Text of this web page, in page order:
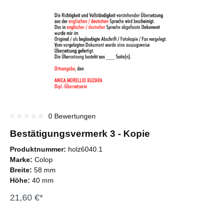
0 Bewertungen
Bestätigungsvermerk 3 - Kopie
Produktnummer: holz6040.1
Marke: Colop
Breite: 58 mm
Höhe: 40 mm
21,60 €*